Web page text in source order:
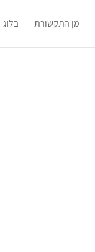
מן התקשורת בלוג